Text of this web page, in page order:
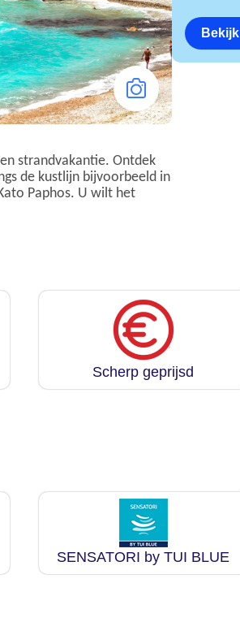
strandvakantie. Ontdek
de kustlijn bijvoorbeeld in
Paphos. U wilt het
Scherp geprijsd
SENSATORI by TUI BLUE